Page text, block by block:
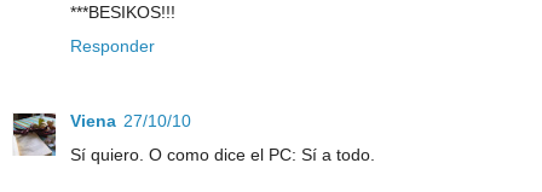
***BESIKOS!!!
Responder
Viena 27/10/10
Sí quiero. O como dice el PC: Sí a todo.